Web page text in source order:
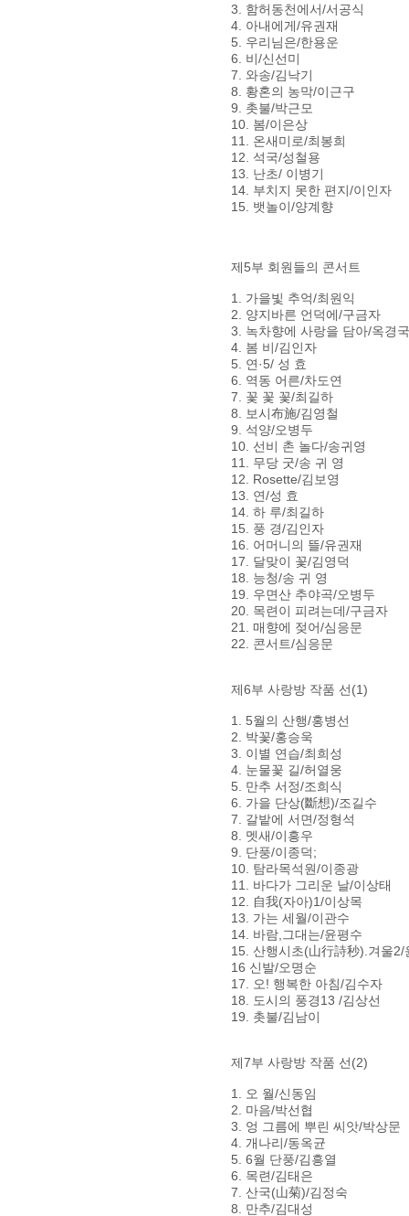
3. 함허동천에서/서공식
4. 아내에게/유권재
5. 우리님은/한용운
6. 비/신선미
7. 와송/김낙기
8. 황혼의 농막/이근구
9. 촛불/박근모
10. 봄/이은상
11. 온새미로/최봉희
12. 석국/성철용
13. 난초/ 이병기
14. 부치지 못한 편지/이인자
15. 뱃놀이/양계향
제5부 회원들의 콘서트
1. 가을빛 추억/최원익
2. 양지바른 언덕에/구금자
3. 녹차향에 사랑을 담아/옥경
4. 봄 비/김인자
5. 연·5/ 성 효
6. 역동 어른/차도연
7. 꽃 꽃 꽃/최길하
8. 보시布施/김영철
9. 석양/오병두
10. 선비 촌 놀다/송귀영
11. 무당 굿/송 귀 영
12. Rosette/김보영
13. 연/성 효
14. 하 루/최길하
15. 풍 경/김인자
16. 어머니의 뜰/유권재
17. 달맞이 꽃/김영덕
18. 능청/송 귀 영
19. 우면산 추야곡/오병두
20. 목련이 피려는데/구금자
21. 매향에 젖어/심응문
22. 콘서트/심응문
제6부 사랑방 작품 선(1)
1. 5월의 산행/홍병선
2. 박꽃/홍승욱
3. 이별 연습/최희성
4. 눈물꽃 길/허열웅
5. 만추 서정/조희식
6. 가을 단상(斷想)/조길수
7. 갈밭에 서면/정형석
8. 멧새/이흥우
9. 단풍/이종덕;
10. 탐라목석원/이종광
11. 바다가 그리운 날/이상태
12. 自我(자아)1/이상목
13. 가는 세월/이관수
14. 바람,그대는/윤평수
15. 산행시초(山行詩秒).겨울2/
16 신발/오명순
17. 오! 행복한 아침/김수자
18. 도시의 풍경13 /김상선
19. 촛불/김남이
제7부 사랑방 작품 선(2)
1. 오 월/신동임
2. 마음/박선협
3. 엉 그름에 뿌린 씨앗/박상문
4. 개나리/동옥균
5. 6월 단풍/김흥열
6. 목련/김태은
7. 산국(山菊)/김정숙
8. 만추/김대성